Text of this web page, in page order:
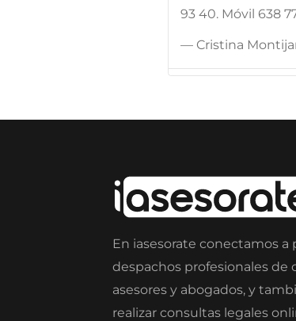
93 40. Móvil 638
— Cristina
En iasesorate conectamos a
despachos profesionales de
asesores y abogados, y
realizar consultas legales